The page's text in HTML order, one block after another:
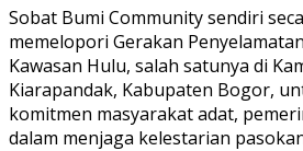
​Sobat Bumi Community sendiri
memelopori Gerakan
Kawasan Hulu, salah satunya di
Kiarapandak, Kabupaten Bogor,
komitmen masyarakat adat,
dalam menjaga kelestarian